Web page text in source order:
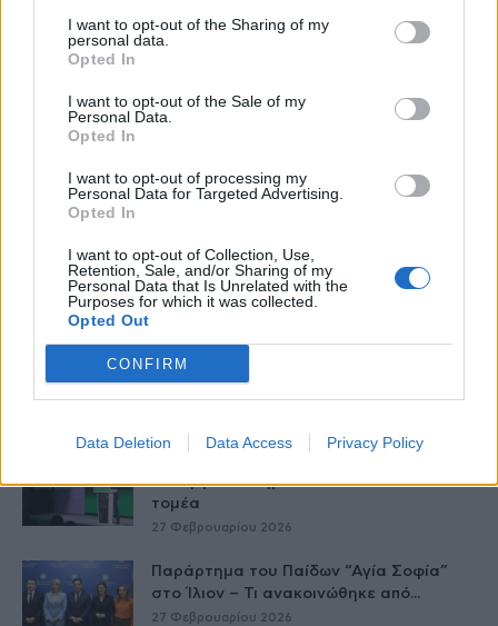
I want to opt-out of the Sharing of my
personal data.
Opted In
I want to opt-out of the Sale of my
Personal Data.
Opted In
I want to opt-out of processing my
Personal Data for Targeted Advertising.
Opted In
I want to opt-out of Collection, Use,
Retention, Sale, and/or Sharing of my
Personal Data that Is Unrelated with the
Purposes for which it was collected.
Opted Out
CONFIRM
Data Deletion Data Access Privacy Policy
Δείτε Ακόμη
συνεργασία δημοσίου και ιδιωτικού
τομέα
27 Φεβρουαρίου 2026
Παράρτημα του Παίδων “Αγία Σοφία”
στο Ίλιον – Τι ανακοινώθηκε από...
27 Φεβρουαρίου 2026